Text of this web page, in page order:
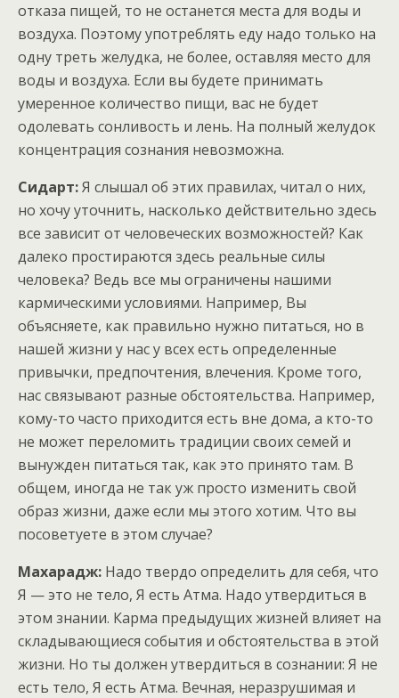
отказа пищей, то не останется места для воды и
воздуха. Поэтому употреблять еду надо только на
одну треть желудка, не более, оставляя место для
воды и воздуха. Если вы будете принимать
умеренное количество пищи, вас не будет
одолевать сонливость и лень. На полный желудок
концентрация сознания невозможна.
Сидарт:Я слышал об этих правилах, читал о них,
но хочу уточнить, насколько действительно здесь
все зависит от человеческих возможностей? Как
далеко простираются здесь реальные силы
человека? Ведь все мы ограничены нашими
кармическими условиями. Например, Вы
объясняете, как правильно нужно питаться, но в
нашей жизни у нас у всех есть определенные
привычки, предпочтения, влечения. Кроме того,
нас связывают разные обстоятельства. Например,
кому-то часто приходится есть вне дома, а кто-то
не может переломить традиции своих семей и
вынужден питаться так, как это принято там. В
общем, иногда не так уж просто изменить свой
образ жизни, даже если мы этого хотим. Что вы
посоветуете в этом случае?
Махарадж: Надо твердо определить для себя, что
Я — это не тело, Я есть Атма. Надо утвердиться в
этом знании. Карма предыдущих жизней влияет на
складывающиеся события и обстоятельства в этой
жизни. Но ты должен утвердиться в сознании: Я не
есть тело, Я есть Атма. Вечная, неразрушимая и